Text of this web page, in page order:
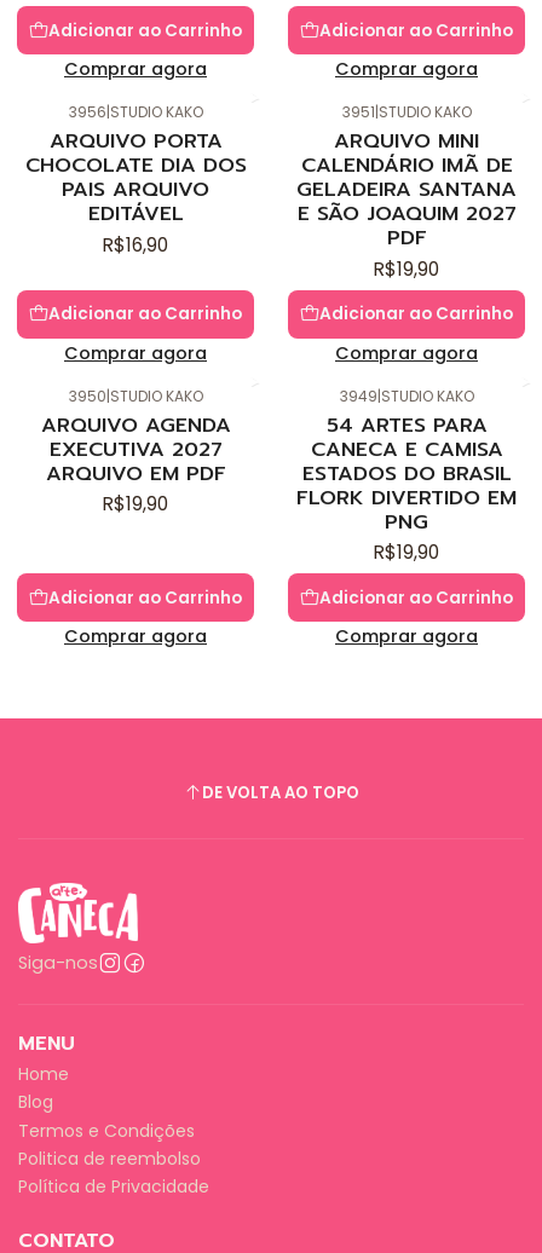
Adicionar ao Carrinho
Comprar agora
Adicionar ao Carrinho
Comprar agora
3956|STUDIO KAKO
ARQUIVO PORTA
CHOCOLATE DIA DOS
PAIS ARQUIVO
EDITÁVEL
R$16,90
Adicionar ao Carrinho
Comprar agora
3951|STUDIO KAKO
ARQUIVO MINI
CALENDÁRIO IMÃ DE
GELADEIRA SANTANA
E SÃO JOAQUIM 2027
PDF
R$19,90
Adicionar ao Carrinho
Comprar agora
3950|STUDIO KAKO
ARQUIVO AGENDA
EXECUTIVA 2027
ARQUIVO EM PDF
R$19,90
Adicionar ao Carrinho
Comprar agora
3949|STUDIO KAKO
54 ARTES PARA
CANECA E CAMISA
ESTADOS DO BRASIL
FLORK DIVERTIDO EM
PNG
R$19,90
Adicionar ao Carrinho
Comprar agora
DE VOLTA AO TOPO
Siga-nos
MENU
Home
Blog
Termos e Condições
Politica de reembolso
Política de Privacidade
CONTATO